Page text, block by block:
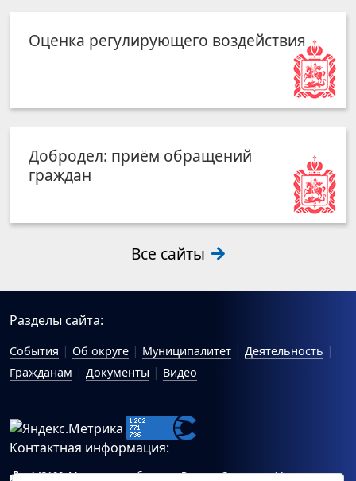
Оценка регулирующего воздействия
Добродел: приём обращений
граждан
Все сайты
Разделы сайта:
События Об округе Муниципалитет
Деятельность
Гражданам
Документы Видео
Контактная информация:
143100, Московская область, г.Руза, ул.Солнцева, 11